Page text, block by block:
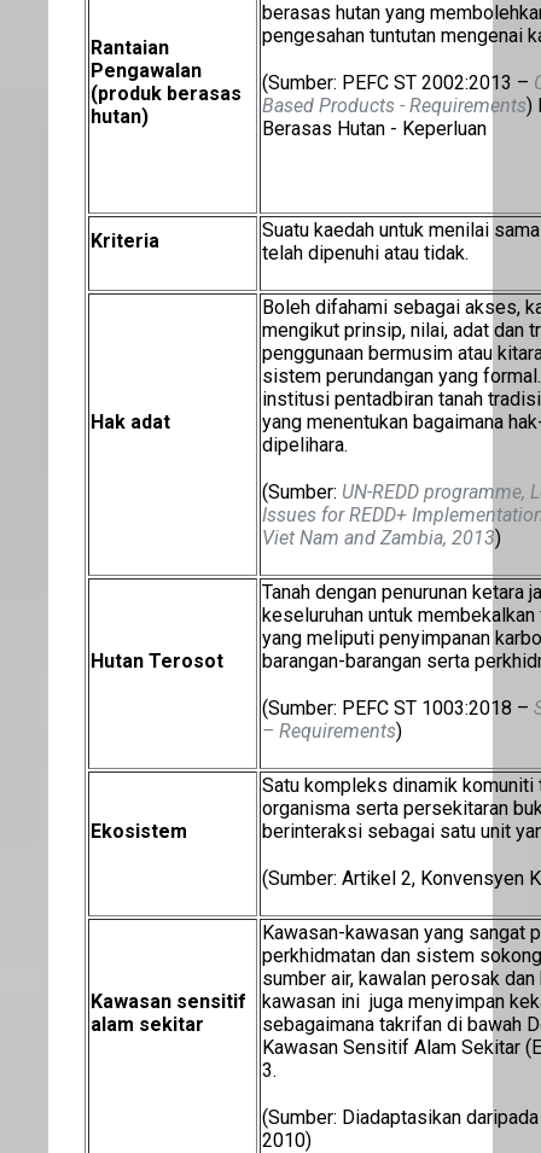
Rantaian
Pengawalan
(produk berasas
hutan)
berasas hutan yang
pengesahan tuntutan mengenai
(Sumber: PEFC ST 2002:2013 –
Based Products - Requirements)
Berasas Hutan - Keperluan
Kriteria
Suatu kaedah untuk menilai
telah dipenuhi atau tidak.
Hak adat
Boleh difahami sebagai akses,
mengikut prinsip, nilai, adat dan
penggunaan bermusim atau
sistem perundangan yang
institusi pentadbiran tanah
yang menentukan bagaimana
dipelihara.
(Sumber: UN-REDD programme,
Issues for REDD+
Viet Nam and Zambia, 2013)
Hutan Terosot
Tanah dengan penurunan ketara
keseluruhan untuk
yang meliputi penyimpanan
barangan-barangan serta
(Sumber: PEFC ST 1003:2018 –
– Requirements)
Ekosistem
Satu kompleks dinamik komuniti
organisma serta persekitaran
berinteraksi sebagai satu unit
(Sumber: Artikel 2, Konvensyen
Kawasan sensitif
alam sekitar
Kawasan-kawasan yang sangat
perkhidmatan dan sistem
sumber air, kawalan perosak
kawasan ini juga menyimpan
sebagaimana takrifan di bawah
Kawasan Sensitif Alam Sekitar
3.
(Sumber: Diadaptasikan
2010)